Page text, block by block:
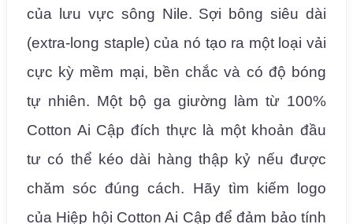
của lưu vực sông Nile. Sợi bông siêu dài
(extra-long staple) của nó tạo ra một loại vải
cực kỳ mềm mại, bền chắc và có độ bóng
tự nhiên. Một bộ ga giường làm từ 100%
Cotton Ai Cập đích thực là một khoản đầu
tư có thể kéo dài hàng thập kỷ nếu được
chăm sóc đúng cách. Hãy tìm kiếm logo
của Hiệp hội Cotton Ai Cập để đảm bảo tính